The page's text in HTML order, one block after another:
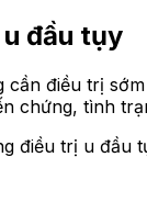
đầu tụy
điều trị
chứng, tình
điều trị u đầu